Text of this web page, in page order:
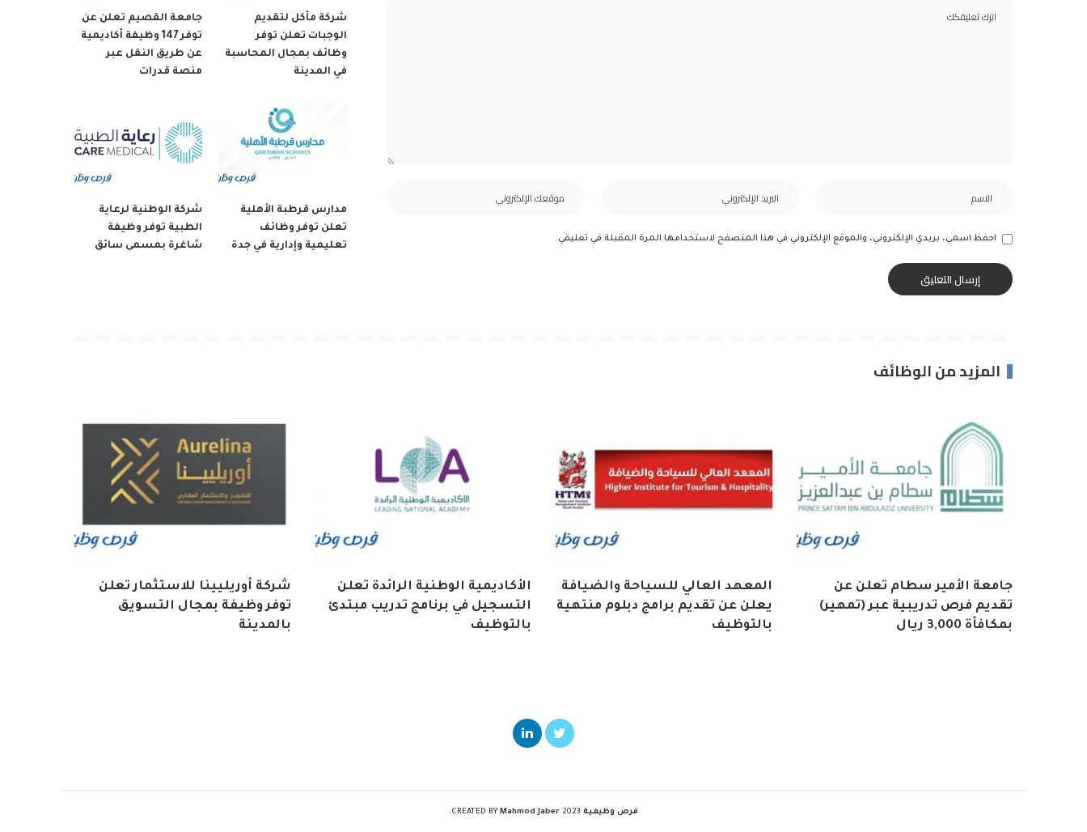
احفظ اسمي، بريدي الإلكتروني، والموقع الإلكتروني في هذا المتصفح لاستخدامها المرة المقبلة في تعليقي.
شركة مأكل لتقديم
الوجبات تعلن توفر
وظائف بمجال المحاسبة
في المدينة
جامعة القصيم تعلن عن
توفر 147 وظيفة أكاديمية
عن طريق النقل عبر
منصة قدرات
مدارس قرطبة الأهلية
تعلن توفر وظائف
تعليمية وإدارية في جدة
شركة الوطنية لرعاية
الطبية توفر وظيفة
شاغرة بمسمى سائق
المزيد من الوظائف
جامعة الأمير سطام تعلن عن
تقديم فرص تدريبية عبر (تمهير)
بمكافأة 3,000 ريال
المعهد العالي للسياحة والضيافة
يعلن عن تقديم برامج دبلوم منتهية
بالتوظيف
الأكاديمية الوطنية الرائدة تعلن
التسجيل في برنامج تدريب مبتدئ
بالتوظيف
شركة أوريليينا للاستثمار تعلن
توفر وظيفة بمجال التسويق
بالمدينة
فرص وظيفية 2023 CREATED BY
Mahmod Jaber
.